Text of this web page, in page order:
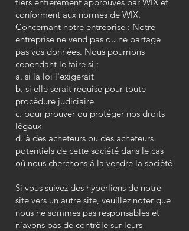
conforment aux normes de WIX.
Concernant notre entreprise : Notre
entreprise ne vend pas ou ne partage
pas vos données. Nous pourrions
cependant le faire si :
a. si la loi l'exigerait
b. si elle serait requise pour toute
procédure judiciaire
c. pour prouver ou protéger nos droits
légaux
d. à des acheteurs ou des acheteurs
potentiels de cette société dans le cas
où nous cherchons à la vendre la société
Si vous suivez des hyperliens de notre
site vers un autre site, veuillez noter que
nous ne sommes pas responsables et
n’avons pas de contrôle sur leurs